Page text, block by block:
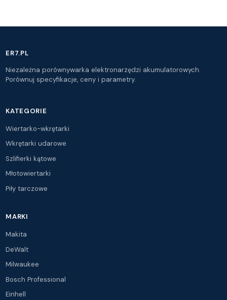
ER7.PL
Niezależna porównywarka elektronarzędzi akumulatorowych.
Porównuj specyfikacje, ceny i parametry.
KATEGORIE
Wiertarko-wkrętarki
Wkrętarki udarowe
Szlifierki kątowe
Młotowiertarki
Piły tarczowe
MARKI
Makita
DeWalt
Milwaukee
Bosch Professional
Einhell